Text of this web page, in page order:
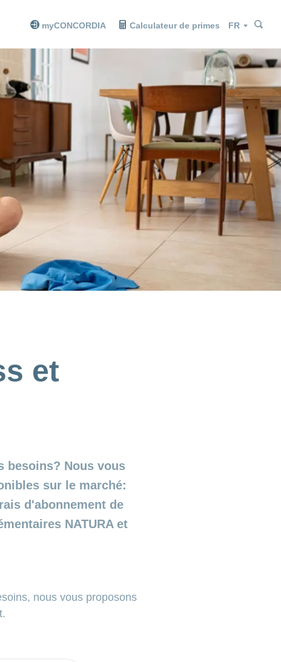
myCONCORDIA Calculateur de primes Langue
et
besoins? Nous vous
sur le marché:
d'abonnement de
NATURA et
nous vous proposons